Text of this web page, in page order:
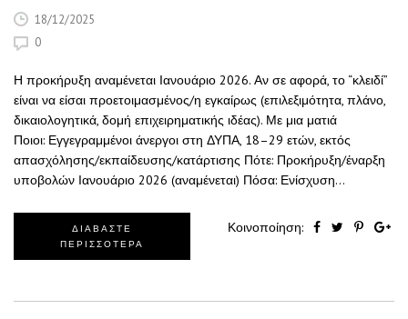
18/12/2025
0
Η προκήρυξη αναμένεται Ιανουάριο 2026. Αν σε αφορά, το “κλειδί”
είναι να είσαι προετοιμασμένος/η εγκαίρως (επιλεξιμότητα, πλάνο,
δικαιολογητικά, δομή επιχειρηματικής ιδέας). Με μια ματιά
Ποιοι: Εγγεγραμμένοι άνεργοι στη ΔΥΠΑ, 18–29 ετών, εκτός
απασχόλησης/εκπαίδευσης/κατάρτισης Πότε: Προκήρυξη/έναρξη
υποβολών Ιανουάριο 2026 (αναμένεται) Πόσα: Ενίσχυση…
ΔΙΑΒΑΣΤΕ
ΠΕΡΙΣΣΟΤΕΡΑ
Κοινοποίηση: